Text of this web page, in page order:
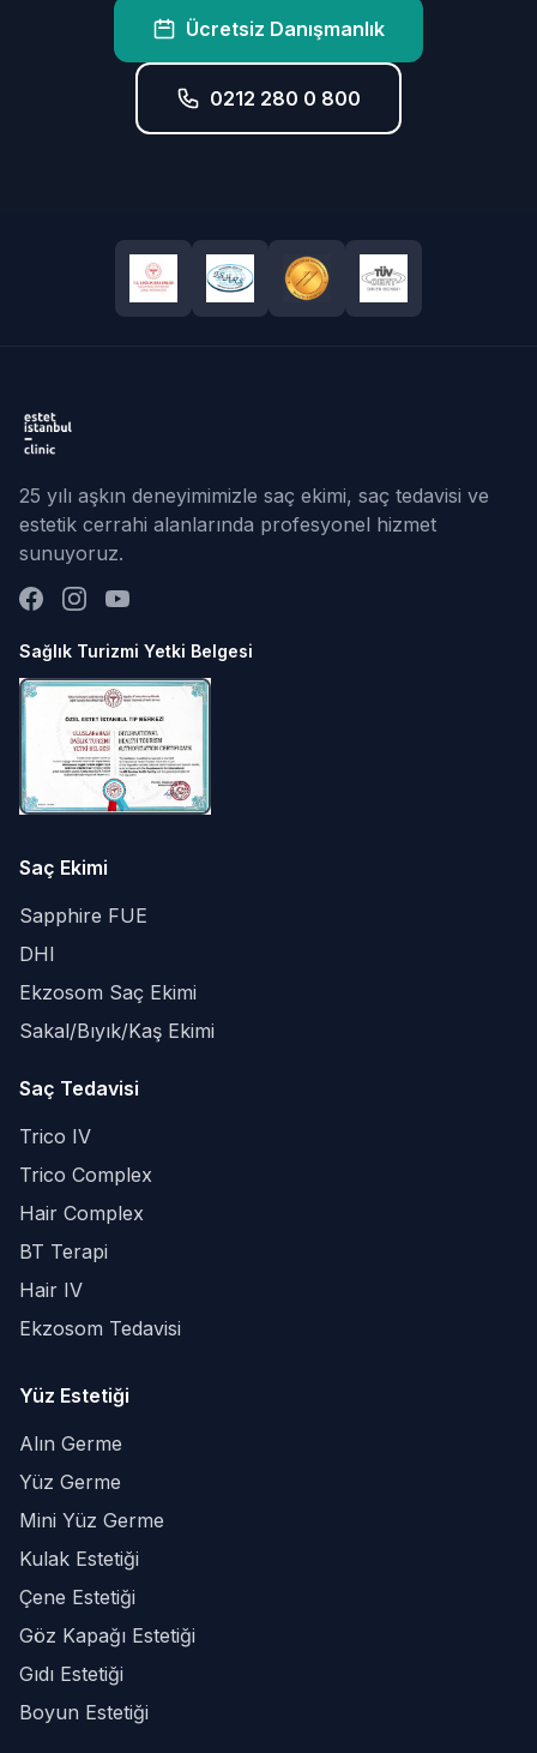
Ücretsiz Danışmanlık
0212 280 0 800
25 yılı aşkın deneyimimizle saç ekimi, saç tedavisi ve
estetik cerrahi alanlarında profesyonel hizmet
sunuyoruz.
Sağlık Turizmi Yetki Belgesi
Saç Ekimi
Sapphire FUE
DHI
Ekzosom Saç Ekimi
Sakal/Bıyık/Kaş Ekimi
Saç Tedavisi
Trico IV
Trico Complex
Hair Complex
BT Terapi
Hair IV
Ekzosom Tedavisi
Yüz Estetiği
Alın Germe
Yüz Germe
Mini Yüz Germe
Kulak Estetiği
Çene Estetiği
Göz Kapağı Estetiği
Gıdı Estetiği
Boyun Estetiği